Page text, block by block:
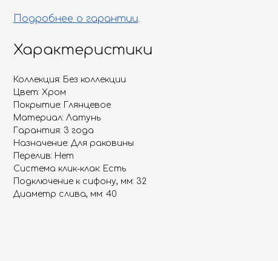
Подробнее о гарантии.
Характеристики
Коллекция: Без коллекции
Цвет: Хром
Покрытие: Глянцевое
Материал: Латунь
Гарантия: 3 года
Назначение: Для раковины
Перелив: Нет
Система клик-клак: Есть
Подключение к сифону, мм: 32
Диаметр слива, мм: 40